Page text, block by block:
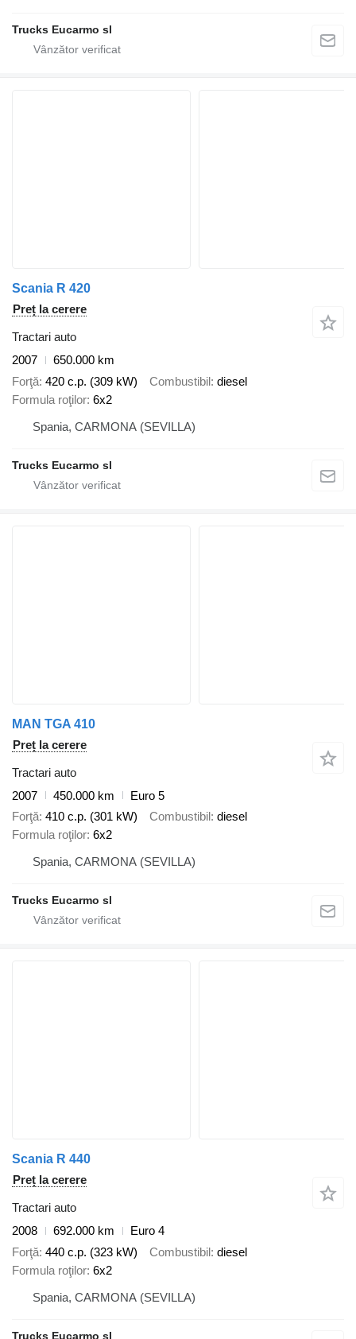
Trucks Eucarmo sl
Scania R 420
Preț la cerere
Tractari auto
2007
650.000 km
Forţă 420 c.p. (309 kW) Combustibil diesel
Formula roţilor 6x2
Spania, CARMONA (SEVILLA)
Trucks Eucarmo sl
MAN TGA 410
Preț la cerere
Tractari auto
2007
450.000 km
Euro 5
Forţă 410 c.p. (301 kW) Combustibil diesel
Formula roţilor 6x2
Spania, CARMONA (SEVILLA)
Trucks Eucarmo sl
Scania R 440
Preț la cerere
Tractari auto
2008
692.000 km
Euro 4
Forţă 440 c.p. (323 kW) Combustibil diesel
Formula roţilor 6x2
Spania, CARMONA (SEVILLA)
Trucks Eucarmo sl